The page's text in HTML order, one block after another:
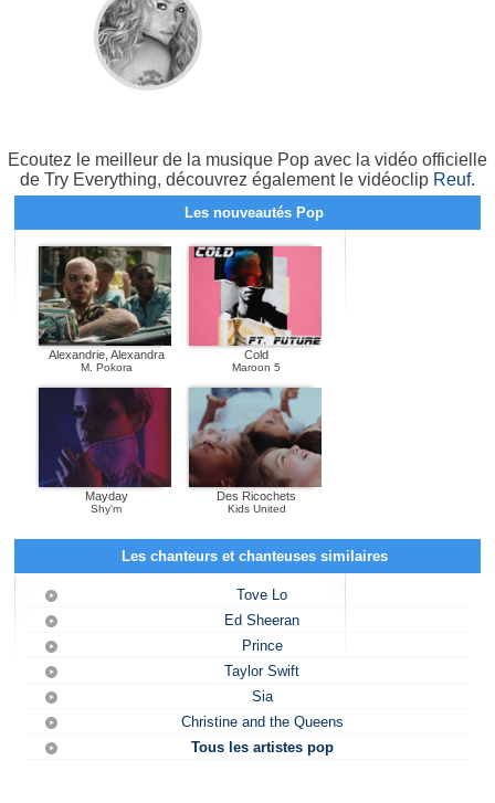
Ecoutez le meilleur de la musique Pop avec la vidéo officielle
de Try Everything, découvrez également le vidéoclip Reuf.
Les nouveautés Pop
Alexandrie, Alexandra
M. Pokora
Cold
Maroon 5
Mayday
Shy'm
Des Ricochets
Kids United
Les chanteurs et chanteuses similaires
Tove Lo
Ed Sheeran
Prince
Taylor Swift
Sia
Christine and the Queens
Tous les artistes pop